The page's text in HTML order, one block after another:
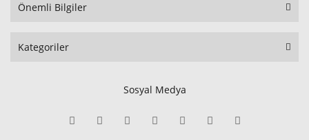
Önemli Bilgiler
Kategoriler
Sosyal Medya